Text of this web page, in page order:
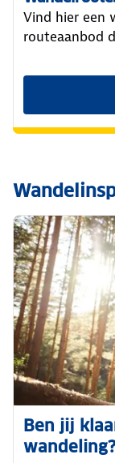
Vind hier een
routeaanbod
Ben jij
wandeling?